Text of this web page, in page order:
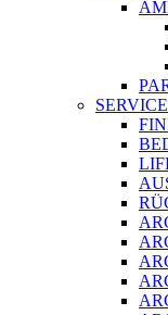
SERVICE